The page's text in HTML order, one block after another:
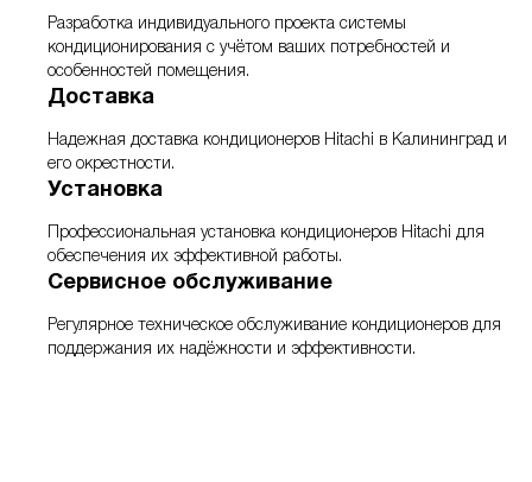
Разработка индивидуального проекта системы
кондиционирования с учётом ваших потребностей и
особенностей помещения.
Доставка
Надежная доставка кондиционеров Hitachi в Калининград и
его окрестности.
Установка
Профессиональная установка кондиционеров Hitachi для
обеспечения их эффективной работы.
Сервисное обслуживание
Регулярное техническое обслуживание кондиционеров для
поддержания их надёжности и эффективности.